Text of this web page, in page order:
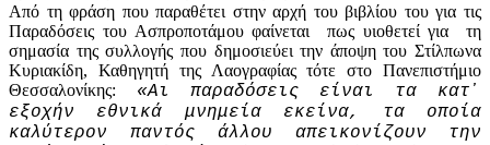
Από τη φράση που παραθέτει στην αρχή του βιβλίου του για τις
Παραδόσεις του Ασπροποτάμου φαίνεται πως υιοθετεί για τη
σημασία της συλλογής που δημοσιεύει την άποψη του Στίλπωνα
Κυριακίδη, Καθηγητή της Λαογραφίας τότε στο Πανεπιστήμιο
Θεσσαλονίκης: «Αι παραδόσεις είναι τα κατ᾽
εξοχήν εθνικά μνημεία εκείνα, τα οποία
καλύτερον παντός άλλου απεικονίζουν την